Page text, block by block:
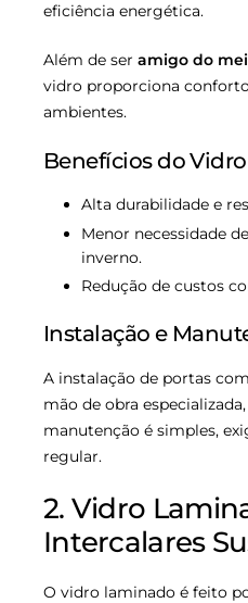
eficiência energética.
Além de ser amigo do
vidro proporciona
ambientes.
Benefícios do
Alta durabilidade e
Menor necessidade
inverno.
Redução de custos
Instalação e
A instalação de portas
mão de obra
manutenção é simples,
regular.
2. Vidro
Intercalares
O vidro laminado é feito